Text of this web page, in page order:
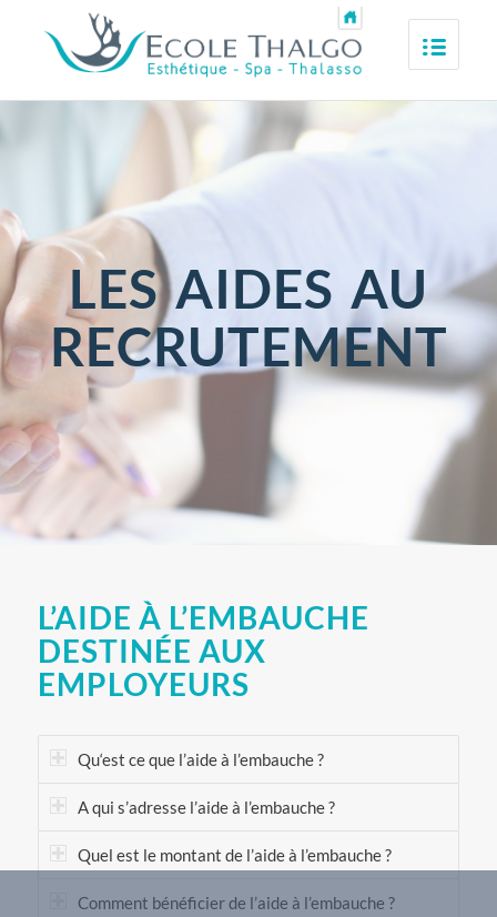
LES AIDES AU
RECRUTEMENT
L’AIDE À L’EMBAUCHE
DESTINÉE AUX
EMPLOYEURS
Qu‘est ce que l’aide à l’embauche ?
A qui s’adresse l’aide à l’embauche ?
Quel est le montant de l’aide à l’embauche ?
Comment bénéficier de l’aide à l’embauche ?